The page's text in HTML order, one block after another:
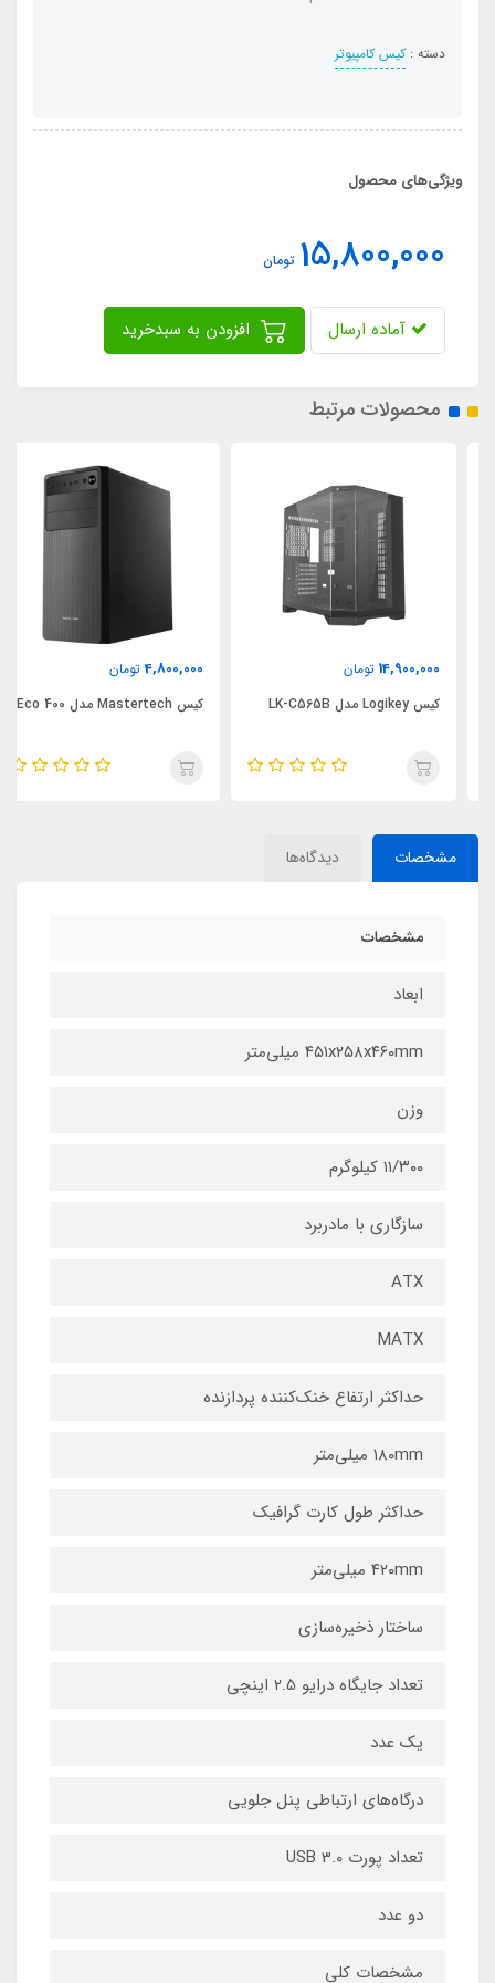
دسته :کیس کامپیوتر
ویژگی‌های محصول
15,800,000 تومان
آماده ارسال
محصولات مرتبط
14,900,000 تومان
کیس Logikey مدل LK-C565B
4,800,000 تومان
کیس Mastertech مدل Eco 400
مشخصات دیدگاه‌ها
مشخصات
ابعاد
۴۵۱x۲۵۸x۴۶۰mm میلی‌متر
وزن
۱۱/۳۰۰ کیلوگرم
سازگاری با مادربرد
ATX
MATX
حداکثر ارتفاع خنک‌کننده پردازنده
۱۸۰mm میلی‌متر
حداکثر طول کارت گرافیک
۴۲۰mm میلی‌متر
ساختار ذخیره‌سازی
تعداد جایگاه درایو 2.5 اینچی
یک عدد
درگاه‌های ارتباطی پنل جلویی
تعداد پورت USB 3.0
دو عدد
مشخصات کلی